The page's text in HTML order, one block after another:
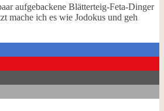
aufgebackene Blätterteig-Feta-Dinger
mache ich es wie Jodokus und geh